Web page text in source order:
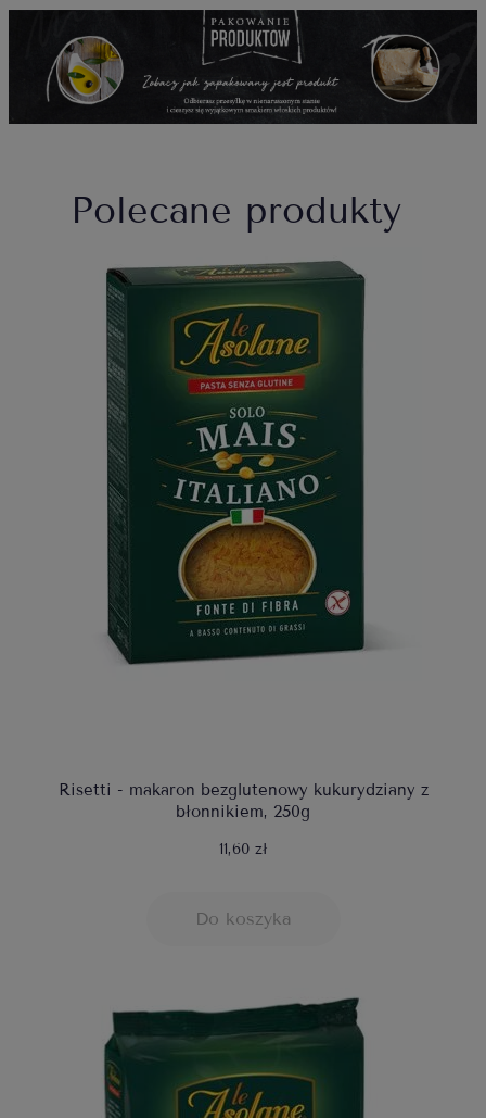
Polecane produkty
Risetti - makaron bezglutenowy kukurydziany z
błonnikiem, 250g
11,60 zł
Do koszyka